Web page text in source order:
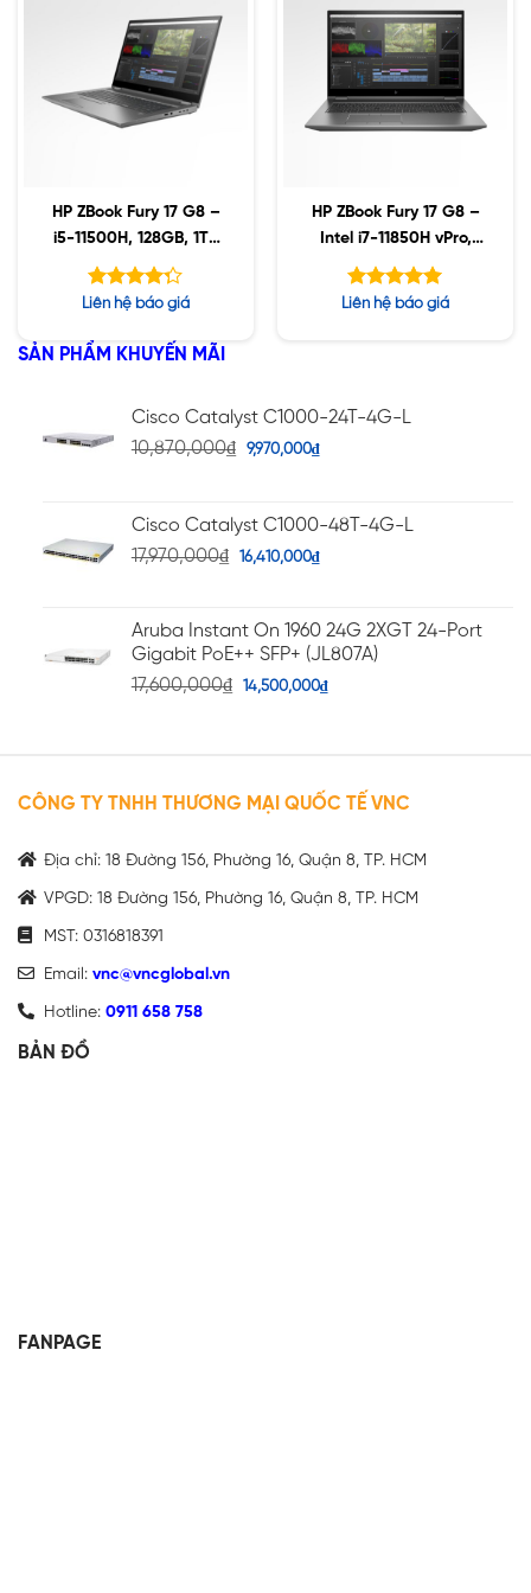
HP ZBook Fury 17 G8 –
i5-11500H, 128GB, 1TB
SSD, Nvidia A4000
Được xếp
4.295
sao
Liên hệ báo giá
HP ZBook Fury 17 G8 –
Intel i7-11850H vPro,
64GB, 1TB SSD, AMD
UHD, Win10
Được xếp
Liên hệ báo giá
SẢN PHẨM KHUYẾN MÃI
Cisco Catalyst C1000-24T-4G-L
10,870,000₫ 9,970,000₫
Cisco Catalyst C1000-48T-4G-L
17,970,000₫ 16,410,000₫
Aruba Instant On 1960 24G 2XGT 24-Port
Gigabit PoE++ SFP+ (JL807A)
17,600,000₫ 14,500,000₫
CÔNG TY TNHH THƯƠNG MẠI QUỐC TẾ VNC
Địa chỉ: 18 Đường 156, Phường 16, Quận 8, TP. HCM
VPGD: 18 Đường 156, Phường 16, Quận 8, TP. HCM
MST: 0316818391
Email: vnc@vncglobal.vn
Hotline: 0911 658 758
BẢN ĐỒ
FANPAGE